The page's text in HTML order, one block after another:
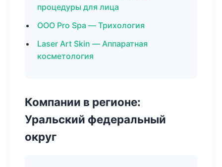
процедуры для лица
ООО Pro Spa — Трихология
Laser Art Skin — Аппаратная
косметология
Компании в регионе:
Уральский федеральный
округ